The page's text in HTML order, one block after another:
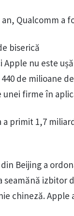
Qualcomm a
biserică
Apple nu este
de milioane
firme în
a primit 1,7
Beijing a
seamănă izbitor
chineză.